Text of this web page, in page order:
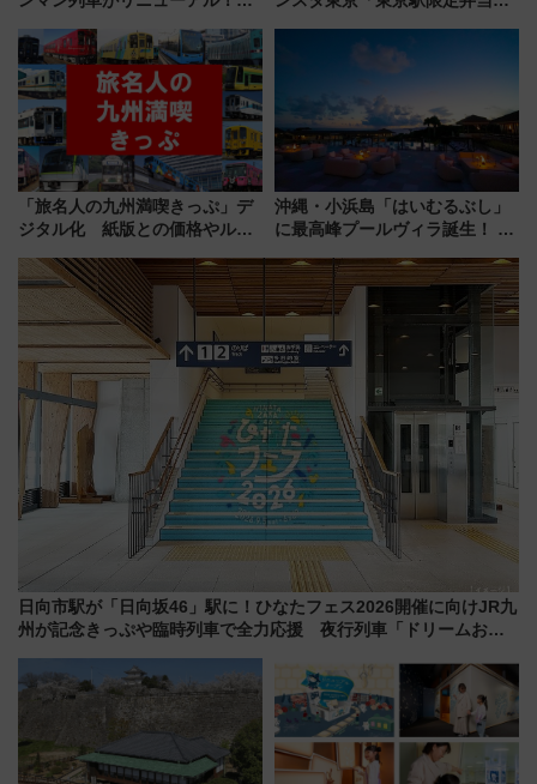
今年12月
「旅名人の九州満喫きっぷ」デ
ジタル化 紙版との価格やルー
沖縄・小浜島「はいむるぶし」
に最高峰プールヴィラ誕生！ 石
美旅「何もしない贅沢」を体験
してみない？
日向市駅が「日向坂46」駅に！ひなたフェス2026開催に向けJR九
州が記念きっぷや臨時列車で全力応援 夜行列車「ドリームおひ